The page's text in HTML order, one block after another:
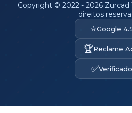
Copyright © 2022 - 2026 Zurcad
direitos
⭐Google
🏆Reclame
✅Verificado